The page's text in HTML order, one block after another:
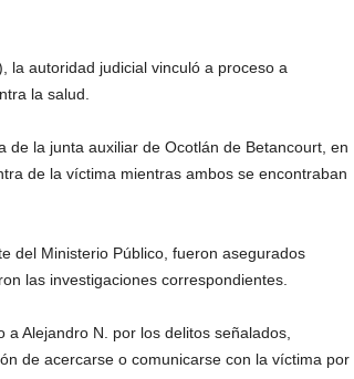
la autoridad judicial vinculó a proceso a
la salud.
la junta auxiliar de Ocotlán de Betancourt, en
de la víctima mientras ambos se encontraban
del Ministerio Público, fueron asegurados
las investigaciones correspondientes.
Alejandro N. por los delitos señalados,
de acercarse o comunicarse con la víctima por